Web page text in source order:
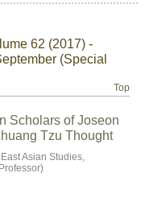
62 (2017) -
(Special
Top
Scholars of Joseon
Tzu Thought
Asian Studies,